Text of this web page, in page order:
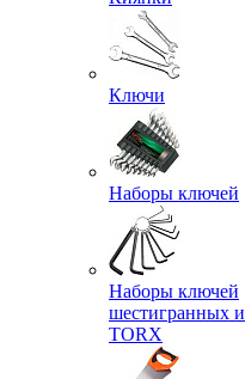
Ключи
Наборы ключей
Наборы ключей
шестигранных и
TORX